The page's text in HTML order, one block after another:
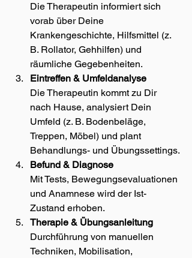
Die Therapeutin informiert sich
vorab über Deine
Krankengeschichte, Hilfsmittel (z.
B. Rollator, Gehhilfen) und
räumliche Gegebenheiten.
Eintreffen & Umfeldanalyse
Die Therapeutin kommt zu Dir
nach Hause, analysiert Dein
Umfeld (z. B. Bodenbeläge,
Treppen, Möbel) und plant
Behandlungs- und Übungssettings.
Befund & Diagnose
Mit Tests, Bewegungsevaluationen
und Anamnese wird der Ist-
Zustand erhoben.
Therapie & Übungsanleitung
Durchführung von manuellen
Techniken, Mobilisation,